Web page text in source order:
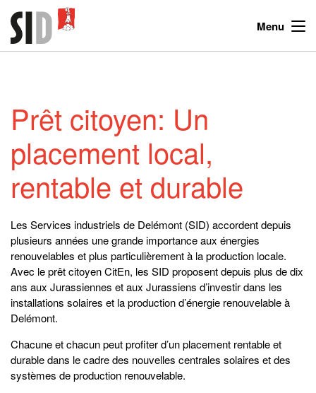
Menu
Prêt citoyen: Un
placement local,
rentable et durable
Les Services industriels de Delémont (SID) accordent depuis
plusieurs années une grande importance aux énergies
renouvelables et plus particulièrement à la production locale.
Avec le prêt citoyen CitEn, les SID proposent depuis plus de dix
ans aux Jurassiennes et aux Jurassiens d’investir dans les
installations solaires et la production d’énergie renouvelable à
Delémont.
Chacune et chacun peut profiter d’un placement rentable et
durable dans le cadre des nouvelles centrales solaires et des
systèmes de production renouvelable.